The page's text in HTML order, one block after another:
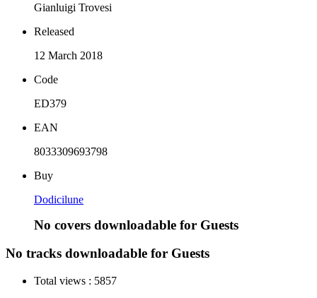
Gianluigi Trovesi
Released
12 March 2018
Code
ED379
EAN
8033309693798
Buy
Dodicilune
No covers downloadable for Guests
No tracks downloadable for Guests
Total views : 5857